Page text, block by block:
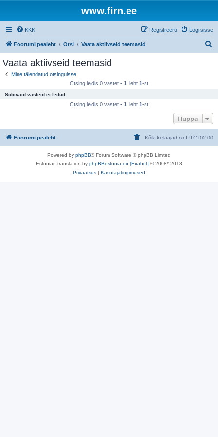
www.firn.ee
KKK Logi sisse
Registreeru
Foorumi pealeht Otsi Vaata aktiivseid teemasid
Vaata aktiivseid teemasid
Mine täiendatud otsinguisse
Otsing leidis 0 vastet • 1 . leht 1-st
Sobivaid vasteid ei leitud.
Otsing leidis 0 vastet • 1 . leht 1-st
Hüppa
Foorumi pealeht Kõik kellaajad on UTC+02:00
Powered by phpBB® Forum Software © phpBB Limited
Estonian translation by phpBBestonia.eu [Exabot] © 2008*-2018
Privaatsus | Kasutajatingimused